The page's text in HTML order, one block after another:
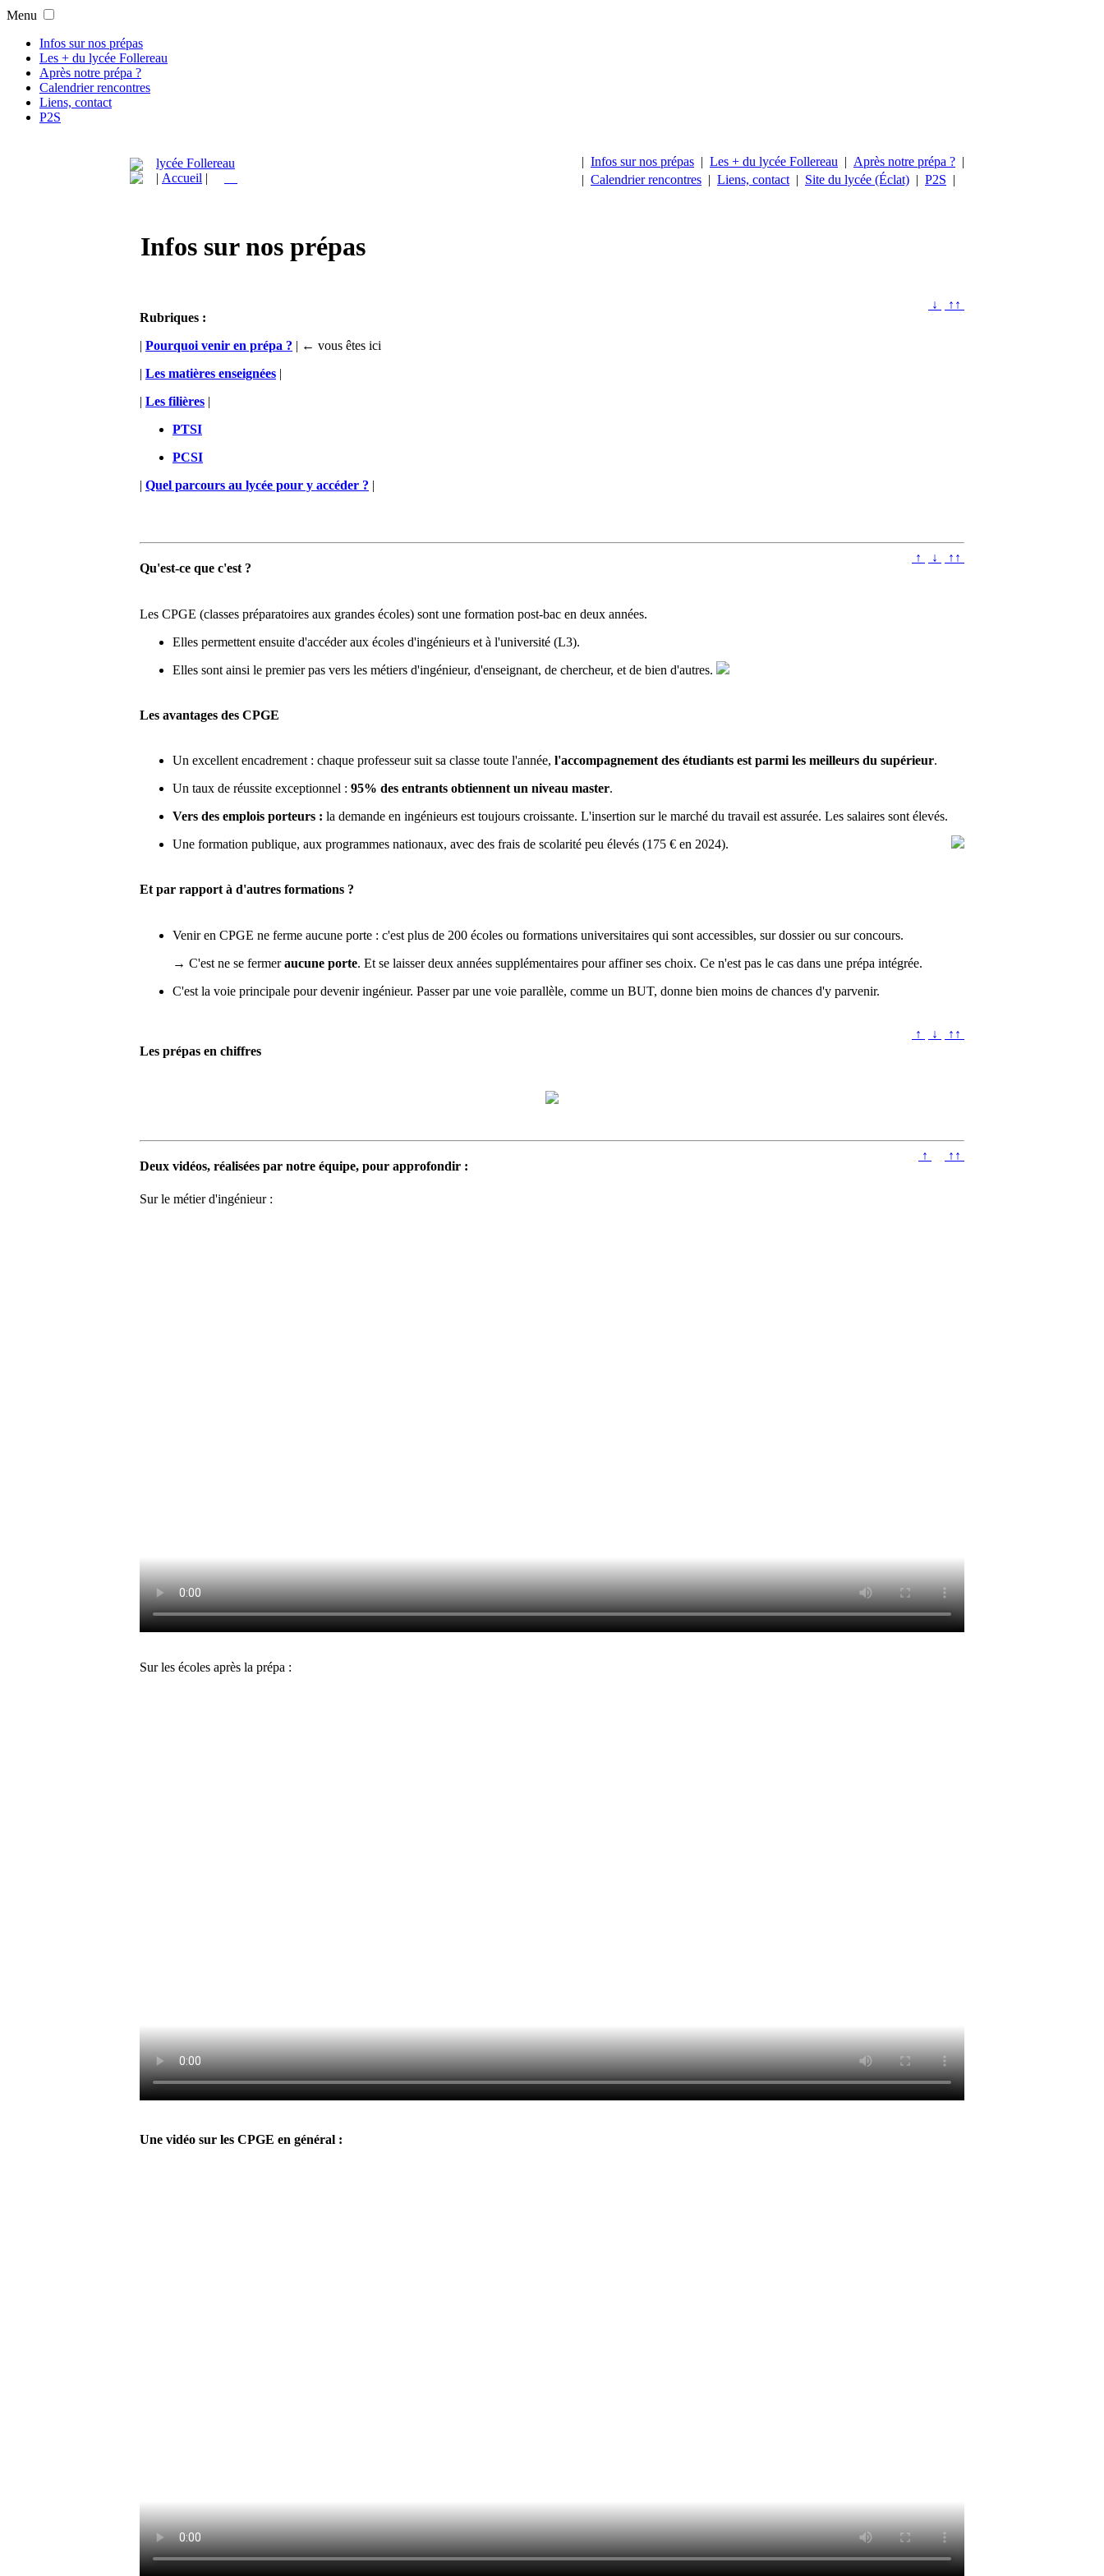
Menu
Infos sur nos prépas
Les + du lycée Follereau
Après notre prépa ?
Calendrier rencontres
Liens, contact
P2S
lycée Follereau
| Accueil |
| Infos sur nos prépas | Les + du lycée Follereau | Après notre prépa ? |
| Calendrier rencontres | Liens, contact | Site du lycée (Éclat) | P2S |
Infos sur nos prépas
↓
↑↑
Rubriques :
| Pourquoi venir en prépa ? | ← vous êtes ici
| Les matières enseignées |
| Les filières |
PTSI
PCSI
| Quel parcours au lycée pour y accéder ? |
↑ ↓ ↑↑
Qu'est-ce que c'est ?
Les CPGE (classes préparatoires aux grandes écoles) sont une formation post-bac en deux années.
Elles permettent ensuite d'accéder aux écoles d'ingénieurs et à l'université (L3).
Elles sont ainsi le premier pas vers les métiers d'ingénieur, d'enseignant, de chercheur, et de bien d'autres.
Les avantages des CPGE
Un excellent encadrement : chaque professeur suit sa classe toute l'année, l'accompagnement des étudiants est parmi les meilleurs du supérieur.
Un taux de réussite exceptionnel : 95% des entrants obtiennent un niveau master.
Vers des emplois porteurs : la demande en ingénieurs est toujours croissante. L'insertion sur le marché du travail est assurée. Les salaires sont élevés.
Une formation publique, aux programmes nationaux, avec des frais de scolarité peu élevés (175 € en 2024).
Et par rapport à d'autres formations ?
Venir en CPGE ne ferme aucune porte : c'est plus de 200 écoles ou formations universitaires qui sont accessibles, sur dossier ou sur concours.
→ C'est ne se fermeraucune porte. Et se laisser deux années supplémentaires pour affiner ses choix. Ce n'est pas le cas dans une prépa intégrée.
C'est la voie principale pour devenir ingénieur. Passer par une voie parallèle, comme un BUT, donne bien moins de chances d'y parvenir.
↑ ↓
↑↑
Les prépas en chiffres
↑ ↑↑
Deux vidéos, réalisées par notre équipe, pour approfondir :
Sur le métier d'ingénieur :
Sur les écoles après la prépa :
Une vidéo sur les CPGE en général :